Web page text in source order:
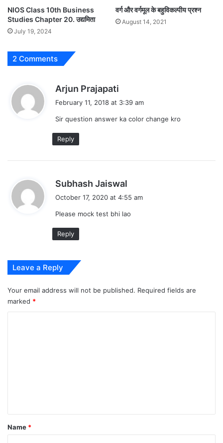
NIOS Class 10th Business
Studies Chapter 20. उद्यमिता
July 19, 2024
वर्ग और वर्गमूल के बहुविकल्पीय प्रश्न
August 14, 2021
2 Comments
Arjun Prajapati
a
s
February 11, 2018 at 3:39 am
Sir question answer ka color change kro
Reply
Subhash Jaiswal
a
s
October 17, 2020 at 4:55 am
Please mock test bhi lao
Reply
Leave a Reply
Your email address will not be published. Required fields are
marked *
*
Name *